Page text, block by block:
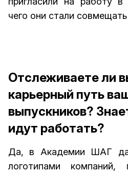
чего они стали
Отслеживаете ли
карьерный путь
выпускников?
идут работать?
Да, в Академии ШАГ
логотипами компаний,